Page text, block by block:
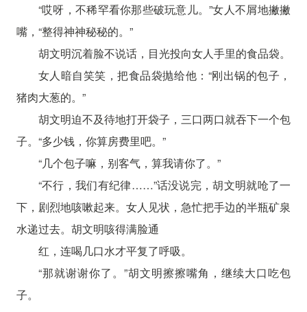
“哎呀，不稀罕看你那些破玩意儿。”女人不屑地撇撇
嘴，“整得神神秘秘的。”
胡文明沉着脸不说话，目光投向女人手里的食品袋。
女人暗自笑笑，把食品袋抛给他：“刚出锅的包子，
猪肉大葱的。”
胡文明迫不及待地打开袋子，三口两口就吞下一个包
子。“多少钱，你算房费里吧。”
“几个包子嘛，别客气，算我请你了。”
“不行，我们有纪律……”话没说完，胡文明就呛了一
下，剧烈地咳嗽起来。女人见状，急忙把手边的半瓶矿泉
水递过去。胡文明咳得满脸通
红，连喝几口水才平复了呼吸。
“那就谢谢你了。”胡文明擦擦嘴角，继续大口吃包
子。